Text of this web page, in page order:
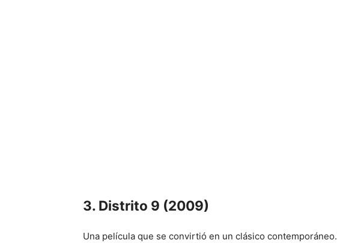
3. Distrito 9 (2009)
Una película que se convirtió en un clásico contemporáneo.